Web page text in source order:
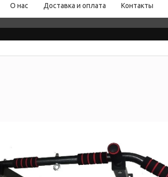
О нас Доставка и оплата Контакты